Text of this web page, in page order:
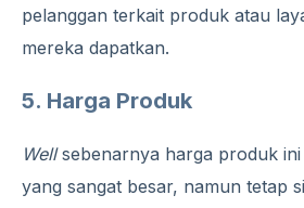
pelanggan terkait produk atau
mereka dapatkan.
5. Harga Produk
Wellsebenarnya harga produk
yang sangat besar, namun tetap